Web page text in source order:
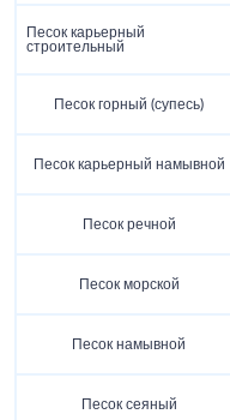
Песок карьерный
строительный
Песок горный (супесь)
Песок карьерный намывной
Песок речной
Песок морской
Песок намывной
Песок сеяный